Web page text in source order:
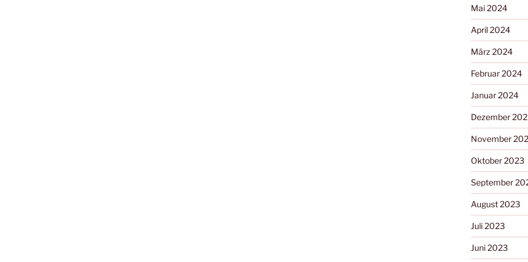
Mai 2024
April 2024
März 2024
Februar 2024
Januar 2024
Dezember
November
Oktober 2023
September
August 2023
Juli 2023
Juni 2023